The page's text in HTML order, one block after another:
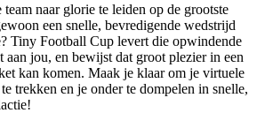
naar glorie te leiden op de grootste
een snelle, bevredigende wedstrijd
Tiny Football Cup levert die opwindende
aan jou, en bewijst dat groot plezier in een
kan komen. Maak je klaar om je virtuele
trekken en je onder te dompelen in snelle,